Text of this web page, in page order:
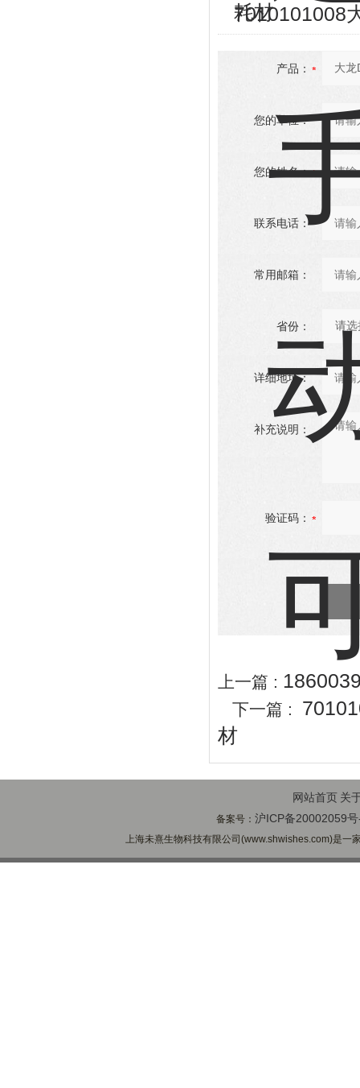
耗材
7010101008
产品：
您的单位：
您的姓名：
联系电话：
常用邮箱：
省份：
详细地址：
补充说明：
验证码：
上一篇 :
下一篇 :
材
网站首页 关
备案号：沪ICP备20002059
上海未熹生物科技有限公司(www.shwishes.com)是一